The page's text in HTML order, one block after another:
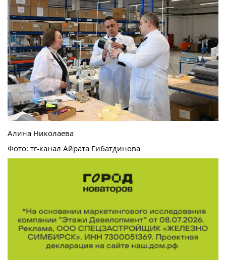
Алина Николаева
Фото: тг-канал Айрата Гибатдинова